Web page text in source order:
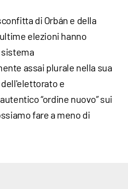
di Orbán e della
elezioni hanno
assai plurale nella sua
e
“ordine nuovo” sui
fare a meno di